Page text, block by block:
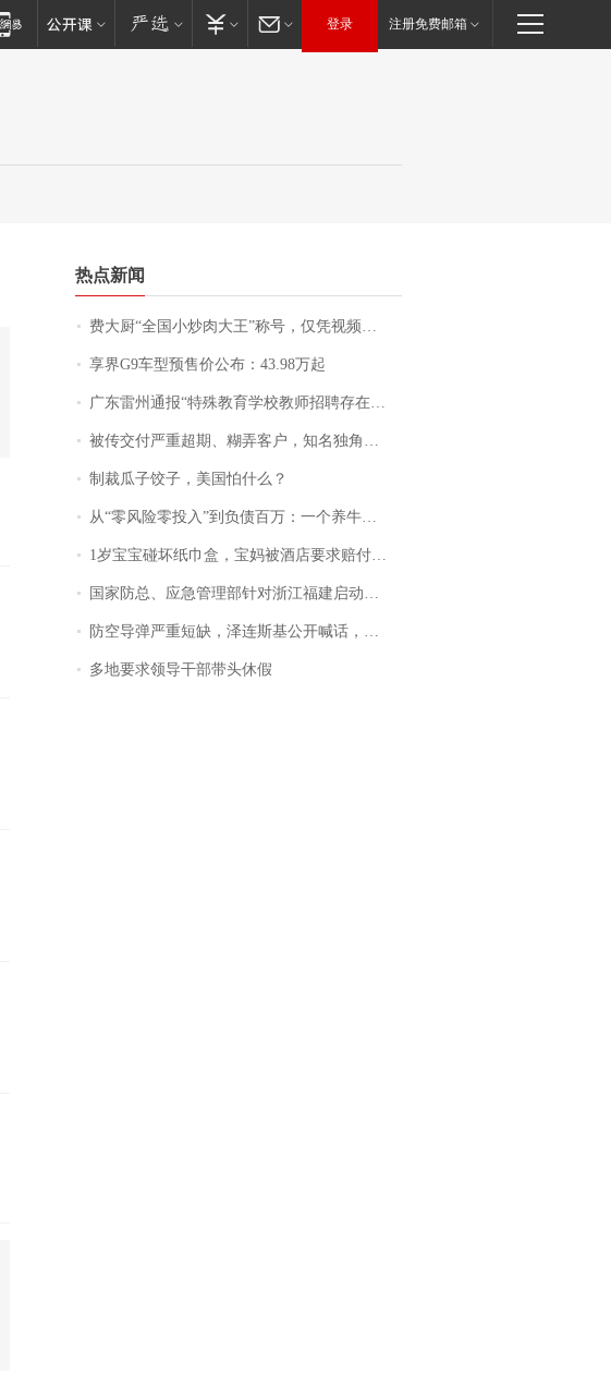
登录 注册免费邮箱
热点新闻
费大厨“全国小炒肉大王”称号，仅凭视频评出？中国烹饪协会回应
享界G9车型预售价公布：43.98万起
广东雷州通报“特殊教育学校教师招聘存在违规行为”：已启动问责程序 副校长被停职
被传交付严重超期、糊弄客户，知名独角兽车企创始人回应：都没证据，将依法采取措施，“本人长期与美国交管局保持沟通，对方表示肯定”
制裁瓜子饺子，美国怕什么？
从“零风险零投入”到负债百万：一个养牛项目崩盘后，谁该为农户的贷款买单丨红星调查
1岁宝宝碰坏纸巾盒，宝妈被酒店要求赔付924元！三亚一酒店回复：骨瓷定制！网友一查价格，吵翻了
国家防总、应急管理部针对浙江福建启动防汛防台风四级应急响应
防空导弹严重短缺，泽连斯基公开喊话，乌克兰失去导弹拦截能力？
多地要求领导干部带头休假